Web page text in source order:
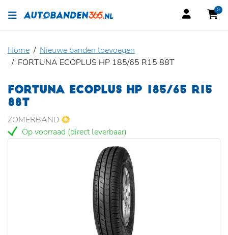
0
Home
Nieuwe banden toevoegen
FORTUNA ECOPLUS HP 185/65 R15 88T
FORTUNA ECOPLUS HP 185/65 R15
88T
ZOMERBAND
Op voorraad (direct leverbaar)